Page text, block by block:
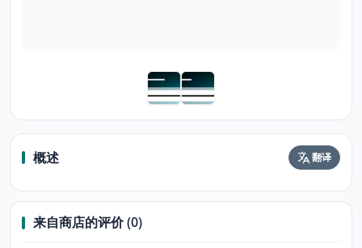
概述 翻译
来自商店的评价 (0)